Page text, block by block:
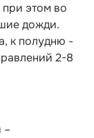
при этом во
дожди.
к полудню -
2-8
–